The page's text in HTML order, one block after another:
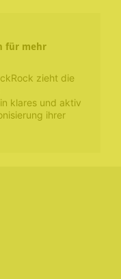
für mehr
zieht die
klares und aktiv
ihrer